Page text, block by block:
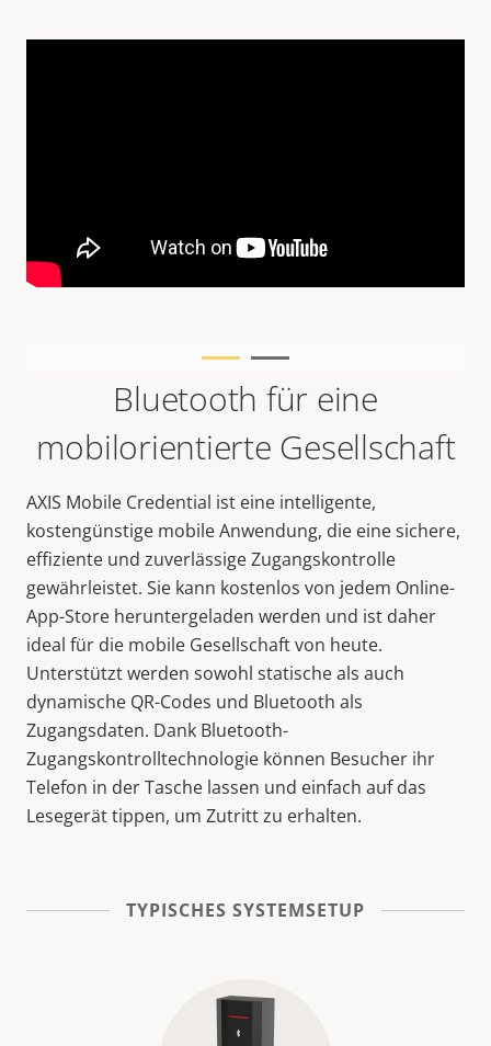
Bluetooth für eine
mobilorientierte Gesellschaft
AXIS Mobile Credential ist eine intelligente,
kostengünstige mobile Anwendung, die eine sichere,
effiziente und zuverlässige Zugangskontrolle
gewährleistet. Sie kann kostenlos von jedem Online-
App-Store heruntergeladen werden und ist daher
ideal für die mobile Gesellschaft von heute.
Unterstützt werden sowohl statische als auch
dynamische QR-Codes und Bluetooth als
Zugangsdaten. Dank Bluetooth-
Zugangskontrolltechnologie können Besucher ihr
Telefon in der Tasche lassen und einfach auf das
Lesegerät tippen, um Zutritt zu erhalten.
TYPISCHES SYSTEMSETUP